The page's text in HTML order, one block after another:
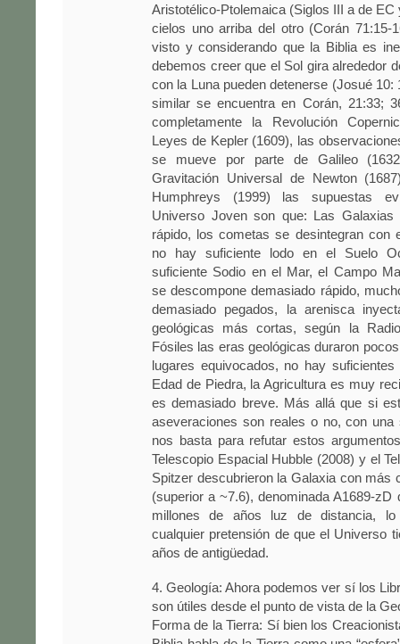
Aristotélico-Ptolemaica (Siglos III a de EC
cielos uno arriba del otro (Corán 71:15-
visto y considerando que la Biblia es
debemos creer que el Sol gira alrededor
con la Luna pueden detenerse (Josué 10:
similar se encuentra en Corán, 21:33;
completamente la Revolución
Leyes de Kepler (1609), las
se mueve por parte de Galileo
Gravitación Universal de Newton
Humphreys (1999) las supuestas
Universo Joven son que: Las Galaxias
rápido, los cometas se desintegran con
no hay suficiente lodo en el Suelo
suficiente Sodio en el Mar, el Campo
se descompone demasiado rápido,
demasiado pegados, la arenisca
geológicas más cortas, según la
Fósiles las eras geológicas duraron
lugares equivocados, no hay
Edad de Piedra, la Agricultura es muy
es demasiado breve. Más allá que si
aseveraciones son reales o no, con una
nos basta para refutar estos
Telescopio Espacial Hubble (2008) y el
Spitzer descubrieron la Galaxia con más
(superior a ~7.6), denominada A1689-zD
millones de años luz de distancia,
cualquier pretensión de que el Universo
años de antigüedad.
4. Geología: Ahora podemos ver sí los
son útiles desde el punto de vista de la
Forma de la Tierra: Sí bien los